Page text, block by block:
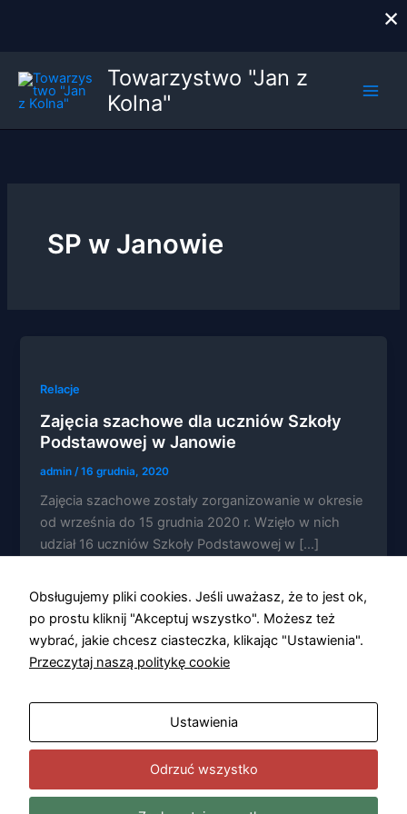
treści
Towarzystwo "Jan z
Kolna"
SP w Janowie
Relacje
Zajęcia szachowe dla uczniów Szkoły
Podstawowej w Janowie
admin /16 grudnia, 2020
Zajęcia szachowe zostały zorganizowanie w okresie
od września do 15 grudnia 2020 r. Wzięło w nich
udział 16 uczniów Szkoły Podstawowej w […]
×
Obsługujemy pliki cookies. Jeśli uważasz, że to jest ok,
po prostu kliknij "Akceptuj wszystko". Możesz też
wybrać, jakie chcesz ciasteczka, klikając "Ustawienia".
Przeczytaj naszą politykę cookie
Ustawienia
Odrzuć wszystko
Konieczne
Te pliki cookie
nie są
do
funkcjonowania
strony
internetowej.
Statystyka
Abyśmy mogli
poprawić
i strukturę
strony